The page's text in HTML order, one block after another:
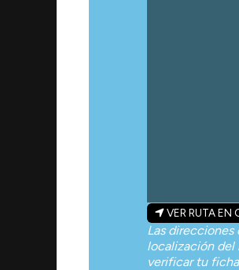
VER RUTA EN
Las direcciones
localización del
verificar tu